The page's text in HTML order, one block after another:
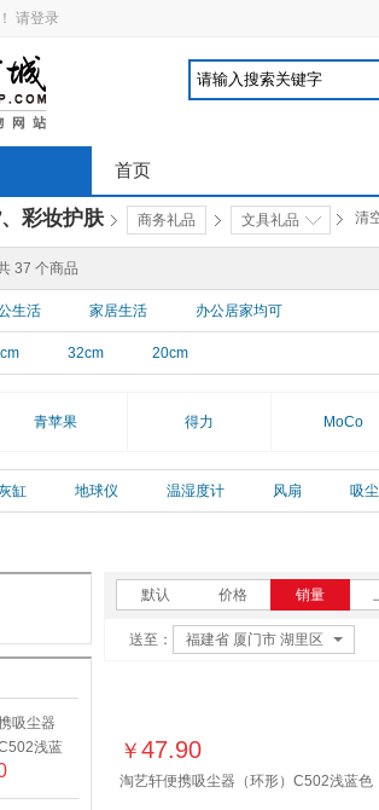
请登录
首页
彩妆护肤 商务礼品 文具礼品 清
37 个商品
生活 家居生活 办公居家均可
32cm 20cm
青苹果
得力 MoCo
缸 地球仪 温湿度计 风扇 吸
吸尘器
浅蓝
默认 价格 销量
送至： 福建省 厦门市 湖里区
￥ 47.90
淘艺轩便携吸尘器（环形）C502浅蓝色